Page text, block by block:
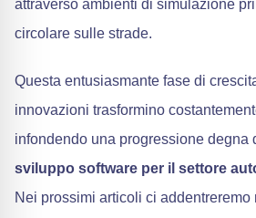
attraverso ambienti di simulazione
circolare sulle strade.
Questa entusiasmante fase di
innovazioni trasformino
infondendo una progressione degna
sviluppo software per il settore
Nei prossimi articoli ci